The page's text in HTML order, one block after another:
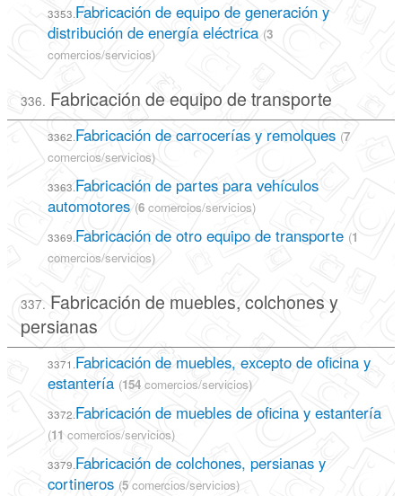
3353.Fabricación de equipo de generación y
distribución de energía eléctrica (3
comercios/servicios)
336. Fabricación de equipo de transporte
3362.Fabricación de carrocerías y remolques (7
comercios/servicios)
3363.Fabricación de partes para vehículos
automotores (6 comercios/servicios)
3369.Fabricación de otro equipo de transporte (1
comercios/servicios)
337. Fabricación de muebles, colchones y
persianas
3371.Fabricación de muebles, excepto de oficina y
estantería (154 comercios/servicios)
3372.Fabricación de muebles de oficina y estantería
(11 comercios/servicios)
3379.Fabricación de colchones, persianas y
cortineros (5comercios/servicios)